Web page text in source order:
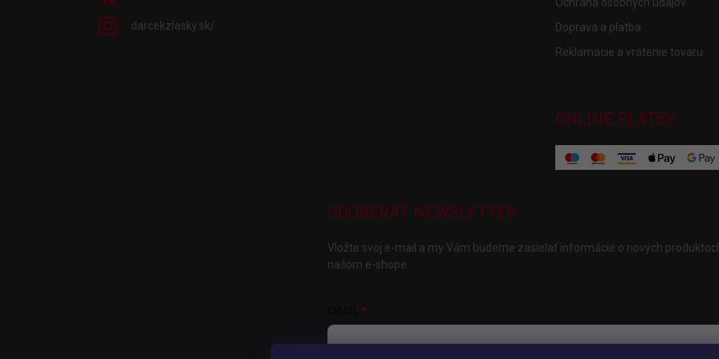
darcekzlasky.sk/
Doprava a platba
Reklamácie a vrátenie tovaru
ONLINE PLATBY
ODOBERAŤ NEWSLETTER
Vložte svoj e-mail a my Vám budeme zasielať informácie o nových
našom e-shope.